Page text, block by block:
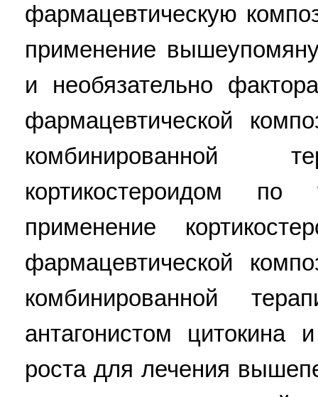
фармацевтическую
применение
и необязательно
фармацевтической
кортикостероидом по
применение
фармацевтической
комбинированной
антагонистом цитокина
роста для лечения